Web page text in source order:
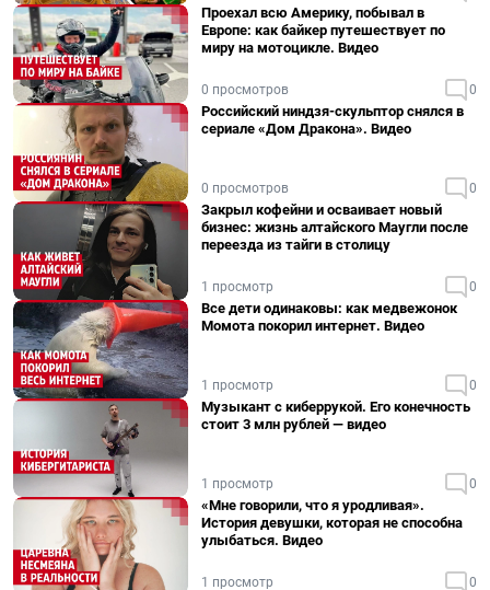
Проехал всю Америку, побывал в
Европе: как байкер путешествует по
миру на мотоцикле. Видео
0 просмотров 0
Российский ниндзя-скульптор снялся в
сериале «Дом Дракона». Видео
0 просмотров 0
Закрыл кофейни и осваивает новый
бизнес: жизнь алтайского Маугли после
переезда из тайги в столицу
1 просмотр 0
Все дети одинаковы: как медвежонок
Момота покорил интернет. Видео
1 просмотр 0
Музыкант с киберрукой. Его конечность
стоит 3 млн рублей — видео
1 просмотр 0
«Мне говорили, что я уродливая».
История девушки, которая не способна
улыбаться. Видео
1 просмотр 0